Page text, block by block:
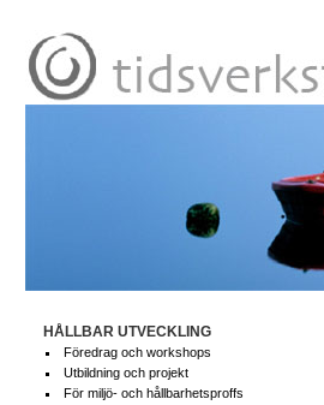
HÅLLBAR UTVECKLING
Föredrag och workshops
Utbildning och projekt
För miljö- och hållbarhetsproffs